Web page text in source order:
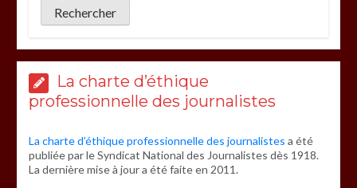
La charte d’éthique
professionnelle des journalistes
La charte d’éthique professionnelle des journalistes a été
publiée par le Syndicat National des Journalistes dès 1918.
La dernière mise à jour a été faite en 2011.